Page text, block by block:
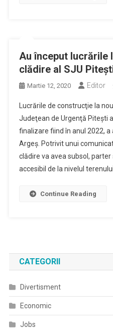
Au început lucrările
clădire al SJU
Martie 12, 2020 Editor
Lucrările de construcţie la
Judeţean de Urgenţă Piteşti
finalizare fiind în anul 2022,
Argeş. Potrivit unui
clădire va avea subsol,
accesibil de la nivelul
Continue Reading
CATEGORII
Divertisment
Economic
Jobs